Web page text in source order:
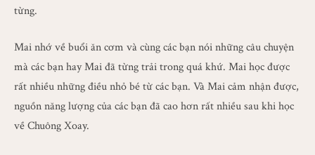
từng.
Mai nhớ về buổi ăn cơm và cùng các bạn nói những câu chuyện
mà các bạn hay Mai đã từng trải trong quá khứ. Mai học được
rất nhiều những điều nhỏ bé từ các bạn. Và Mai cảm nhận được,
nguồn năng lượng của các bạn đã cao hơn rất nhiều sau khi học
về Chuông Xoay.